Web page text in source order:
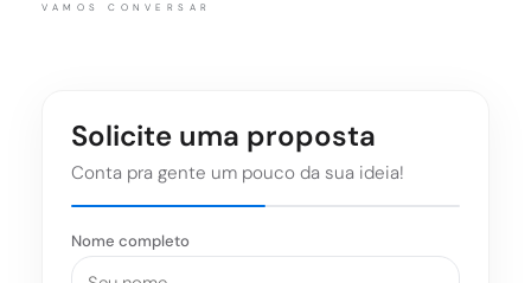
VAMOS CONVERSAR
Solicite uma proposta
Conta pra gente um pouco da sua ideia!
Nome completo